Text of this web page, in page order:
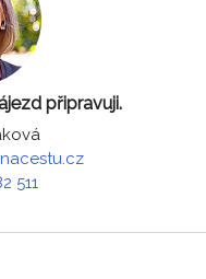
připravuji.
511